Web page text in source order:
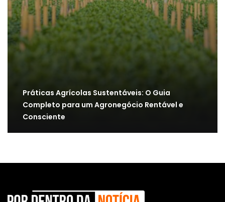
Práticas Agrícolas Sustentáveis: O Guia
Completo para um Agronegócio Rentável e
Consciente